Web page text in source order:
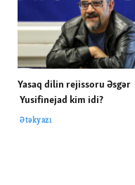
Yasaq dilin rejissoru Əsgər
Yusifinejad kim idi?
Ətəkyazı